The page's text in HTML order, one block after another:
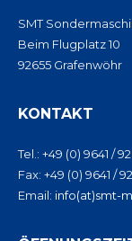
SMT
Beim Flugplatz 10
92655 Grafenwöhr
KONTAKT
Tel.: +49 (0) 9641 /
Fax: +49 (0) 9641 /
Email: info(at)smt-